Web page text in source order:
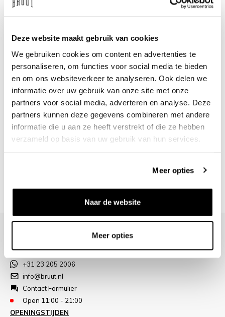
Deze website maakt gebruik van cookies
We gebruiken cookies om content en advertenties te
personaliseren, om functies voor social media te bieden
en om ons websiteverkeer te analyseren. Ook delen we
informatie over uw gebruik van onze site met onze
partners voor social media, adverteren en analyse. Deze
partners kunnen deze gegevens combineren met andere
informatie die u aan ze heeft verstrekt of die ze hebben
verzameld op basis van uw gebruik van hun services.
Meer opties
Naar de website
Meer opties
merk maakte toen al veel lawaai in Californië door de eigen en
Anwar bleef zich zelf continue ontwikkelen en groeide al snel uit
tot een ondernemende leider in de mode en muziek scene voor de
nieuwe generatie uit LA.
In 2015 kwam Anwar met het idee om een self titled merk op te
zetten. Een merk dat, volgens Carrots zelf, een collectie is aan 'zijn
fresh essentials': alle kleding die hij zou dragen, een babycollectie
geïnspireerd op de geboorte van zijn dochtertje, wat meubels en
accessoires.
Zo'n 8 jaar later is ook dit merk een steady speler geworden in de,
trots dat wij als een van de weinige retailers Carrots by Anwar
+31 23 205 2006
info@bruut.nl
Contact Formulier
Open 11:00 - 21:00
OPENINGSTIJDEN